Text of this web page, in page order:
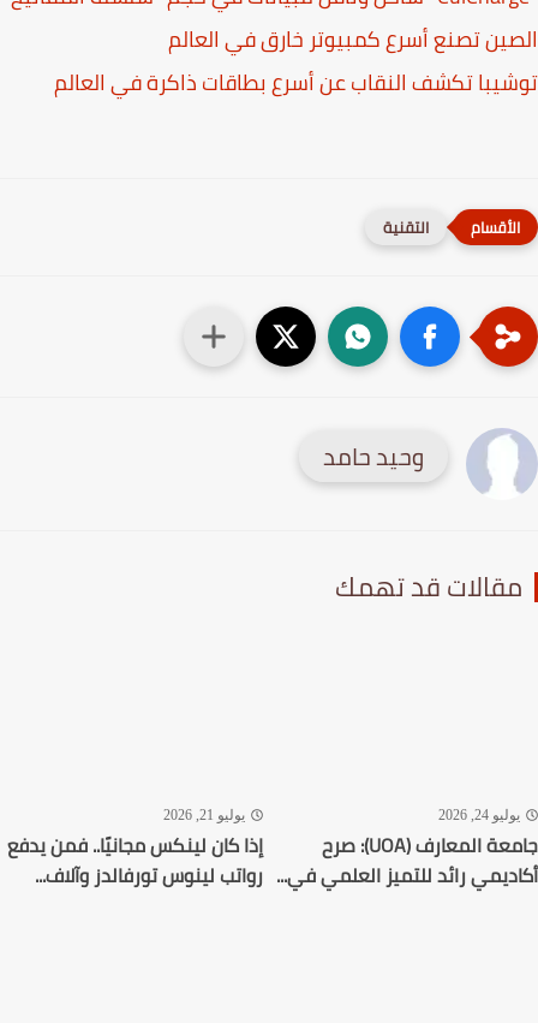
تصنع أسرع كمبيوتر خارق في العالم
تكشف النقاب عن أسرع بطاقات ذاكرة في العالم
التقنية
وحيد حامد
قد تهمك
24, 2026
جامعة المعارف (UOA): صرح
رائد للتميز العلمي في...
يوليو 21, 2026
إذا كان لينكس مجانيًا.. فمن يدفع
رواتب لينوس تورفالدز وآلاف...